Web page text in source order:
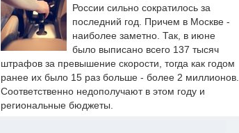
России сильно сократилось за
последний год. Причем в Москве -
наиболее заметно. Так, в июне
было выписано всего 137 тысяч
штрафов за превышение скорости, тогда как годом
ранее их было 15 раз больше - более 2 миллионов.
Соответственно недополучают в этом году и
региональные бюджеты.